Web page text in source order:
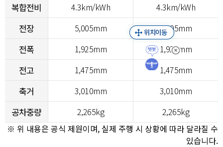
복합전비 4.3km/kWh 4.3km/kWh
전장 5,005mm 5,005mm
전폭 1,925mm 1,925mm
전고 1,475mm 1,475mm
축거 3,010mm 3,010mm
공차중량 2,265kg
2,265kg
※ 위 내용은 공식 제원이며, 실제 주행 시 상황에 따라 달라질 수
있습니다.